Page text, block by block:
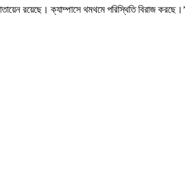
রয়েছে। ক্যাম্পাসে থমথমে পরিস্থিতি বিরাজ করছে।’